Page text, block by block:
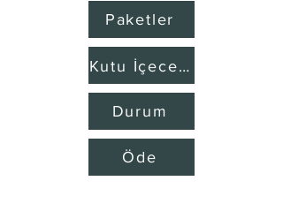
Paketler
Kutu İçecekler
Durum
Öde